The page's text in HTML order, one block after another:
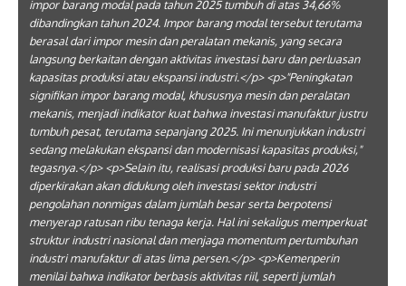
impor barang modal pada tahun 2025 tumbuh di atas 34,66%
dibandingkan tahun 2024. Impor barang modal tersebut terutama
berasal dari impor mesin dan peralatan mekanis, yang secara
langsung berkaitan dengan aktivitas investasi baru dan perluasan
kapasitas produksi atau ekspansi industri.</p> <p>"Peningkatan
signifikan impor barang modal, khususnya mesin dan peralatan
mekanis, menjadi indikator kuat bahwa investasi manufaktur justru
tumbuh pesat, terutama sepanjang 2025. Ini menunjukkan industri
sedang melakukan ekspansi dan modernisasi kapasitas produksi,"
tegasnya.</p> <p>Selain itu, realisasi produksi baru pada 2026
diperkirakan akan didukung oleh investasi sektor industri
pengolahan nonmigas dalam jumlah besar serta berpotensi
menyerap ratusan ribu tenaga kerja. Hal ini sekaligus memperkuat
struktur industri nasional dan menjaga momentum pertumbuhan
industri manufaktur di atas lima persen.</p> <p>Kemenperin
menilai bahwa indikator berbasis aktivitas riil, seperti jumlah